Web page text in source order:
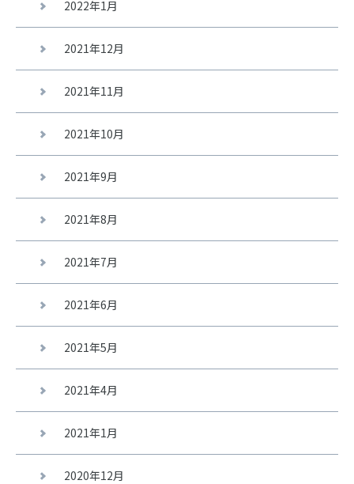
2022年1月
2021年12月
2021年11月
2021年10月
2021年9月
2021年8月
2021年7月
2021年6月
2021年5月
2021年4月
2021年1月
2020年12月